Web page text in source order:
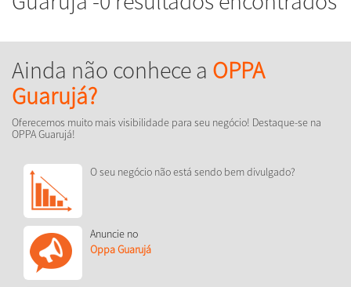
Ainda não conhece a OPPA
Guarujá?
Oferecemos muito mais visibilidade para seu negócio! Destaque-se na
OPPA Guarujá!
O seu negócio não está sendo bem divulgado?
Anuncie no
Oppa Guarujá